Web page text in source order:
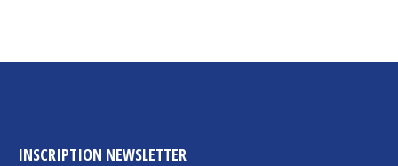
INSCRIPTION NEWSLETTER